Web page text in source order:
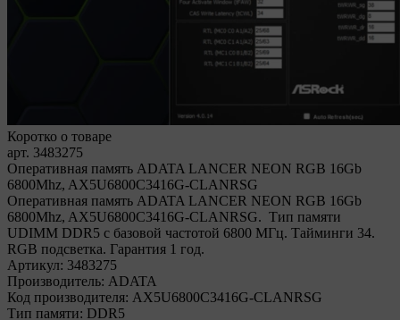
Коротко о товаре
арт. 3483275
Оперативная память ADATA LANCER NEON RGB 16Gb
6800Mhz, AX5U6800C3416G-CLANRSG
Оперативная память ADATA LANCER NEON RGB 16Gb
6800Mhz, AX5U6800C3416G-CLANRSG. Тип памяти
UDIMM DDR5 с базовой частотой 6800 МГц. Тайминги 34.
RGB подсветка. Гарантия 1 год.
Артикул: 3483275
Производитель: ADATA
Код производителя: AX5U6800C3416G-CLANRSG
Тип памяти: DDR5